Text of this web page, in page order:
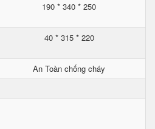
190 * 340 * 250
40 * 315 * 220
An Toàn chống cháy